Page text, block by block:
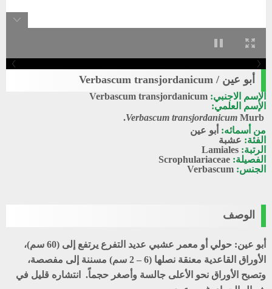
أبو عين / Verbascum transjordanicum
الإسم الاجنبي: Verbascum transjordanicum
الإسم العلمي:
Verbascum transjordanicum Murb.
من أسمائه: أبو عين
الفئة: عشبة
الرتبة: Lamiales
الفصيلة: Scrophulariaceae
الجنس: Verbascum
الوصف
أبو عين
: حولي أو معمر عشبي عديد التفرع يرتفع إلى (60 سم)،
الأوراق القاعدية معنقة نصلها (6 – 2 سم) مسننة إلى مفصصة،
وتصبح الأوراق نحو الأعلى جالسة وأصغر حجماً. انتشاره قليل في